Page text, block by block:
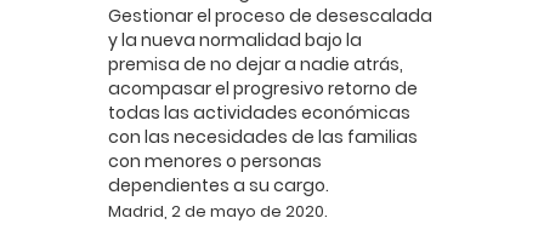
Gestionar el proceso de desescalada
y la nueva normalidad bajo la
premisa de no dejar a nadie atrás,
acompasar el progresivo retorno de
todas las actividades económicas
con las necesidades de las familias
con menores o personas
dependientes a su cargo.
Madrid, 2 de mayo de 2020.